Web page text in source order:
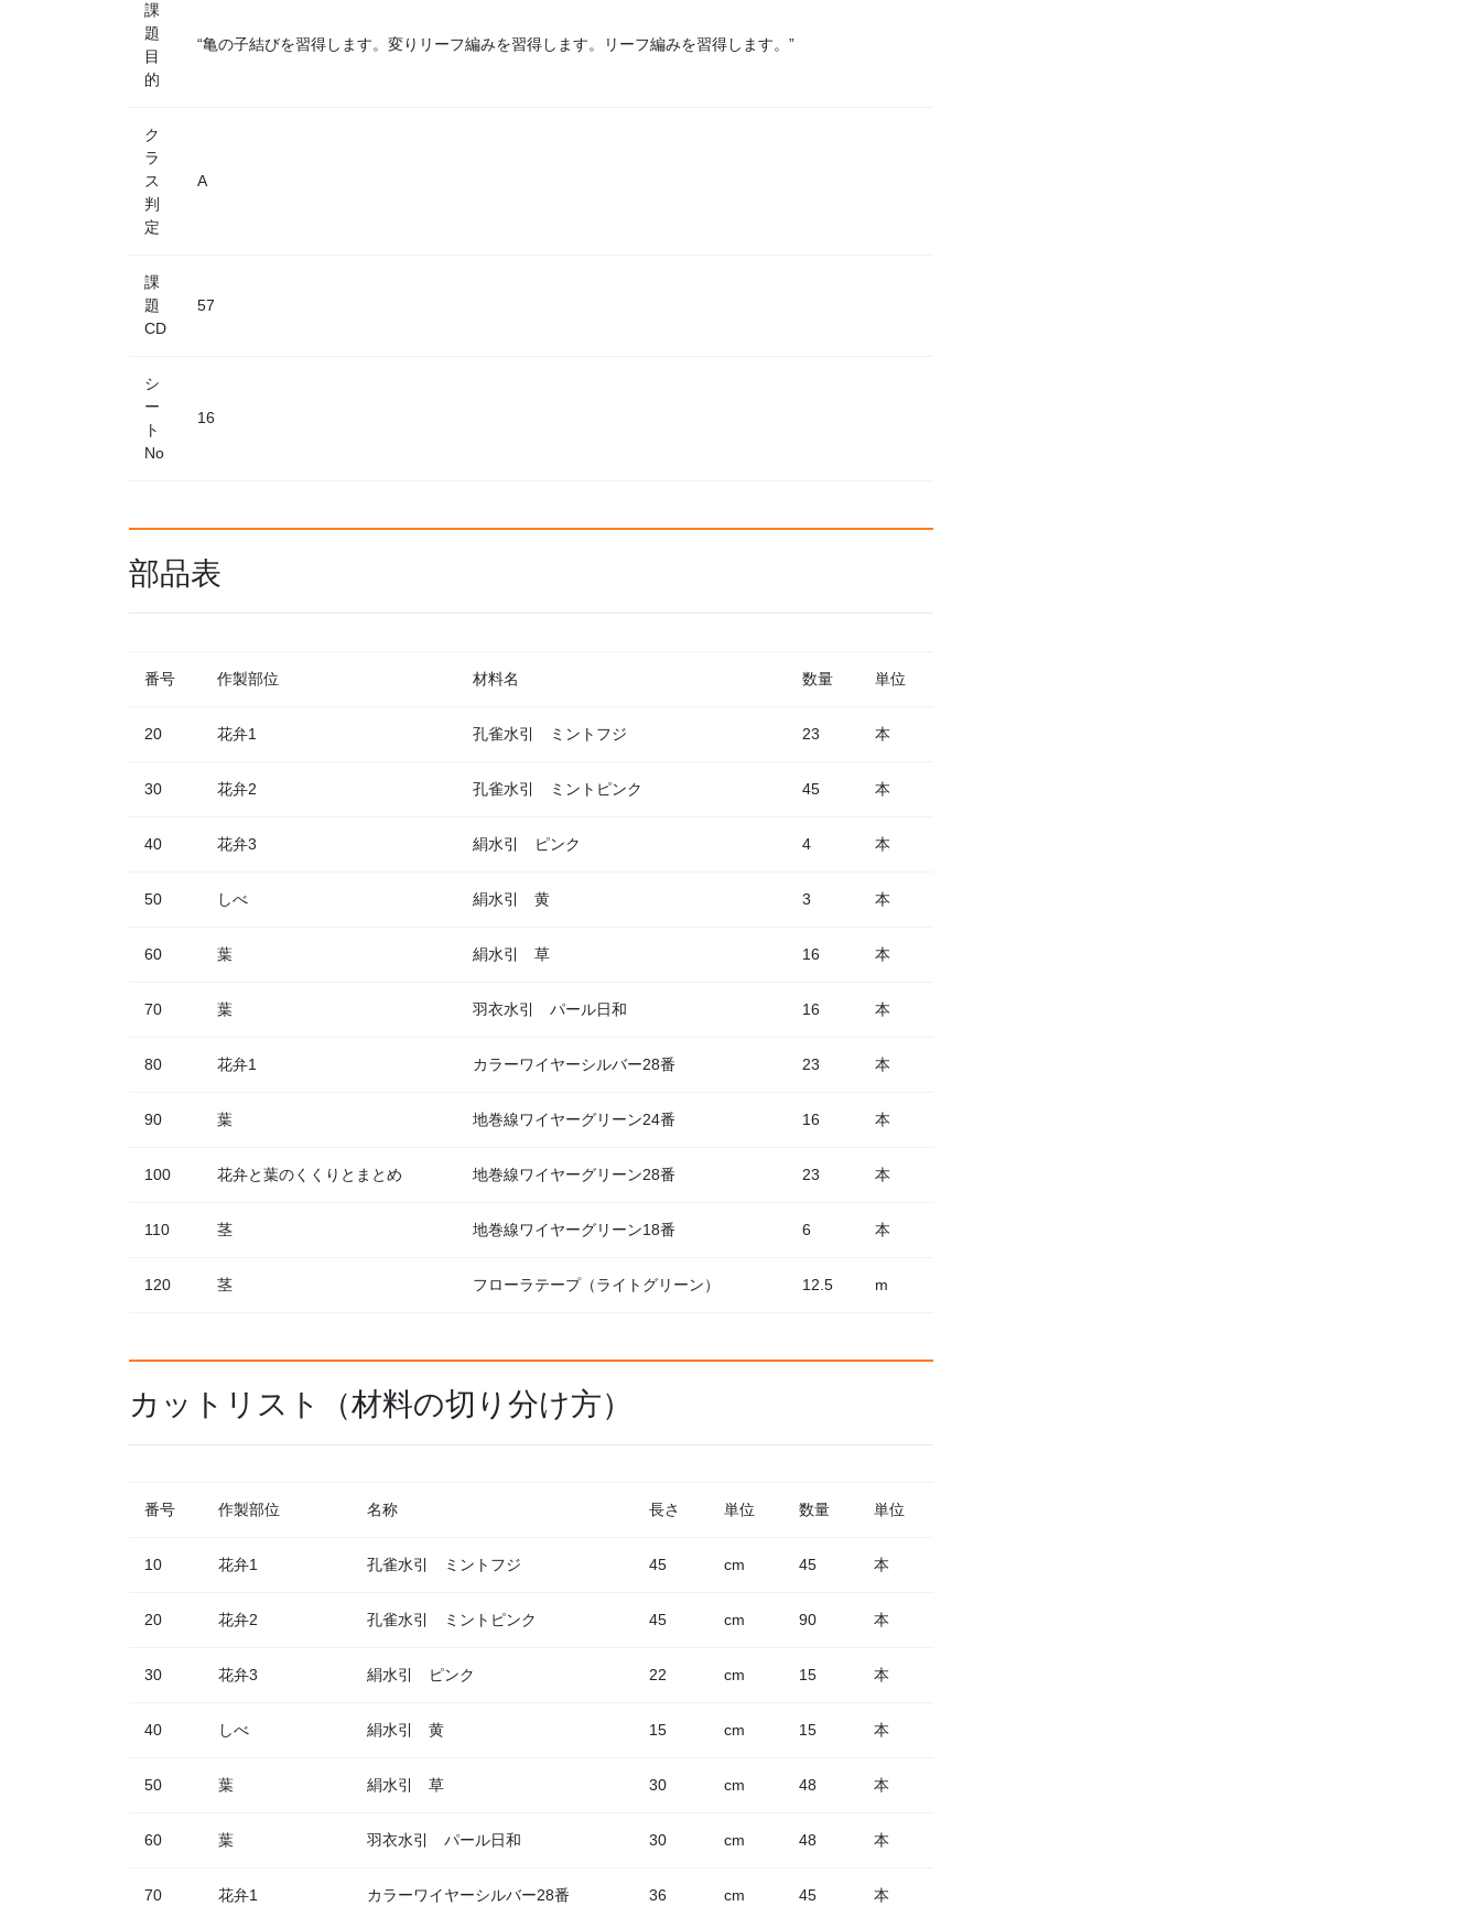
課
題
目
的
“亀の子結びを習得します。変りリーフ編みを習得します。リーフ編みを習得します。”
ク
ラ
ス
判
定
A
課
題
CD
57
シ
ー
ト
No
16
部品表
番号 作製部位 材料名 数量 単位
20 花弁1 孔雀水引 ミントフジ 23 本
30 花弁2 孔雀水引 ミントピンク 45 本
40 花弁3 絹水引 ピンク 4 本
50 しべ 絹水引 黄 3 本
60 葉 絹水引 草 16 本
70 葉 羽衣水引 パール日和 16 本
80 花弁1 カラーワイヤーシルバー28番 23 本
90 葉 地巻線ワイヤーグリーン24番 16 本
100 花弁と葉のくくりとまとめ 地巻線ワイヤーグリーン28番 23 本
110 茎 地巻線ワイヤーグリーン18番 6 本
120 茎 フローラテープ（ライトグリーン） 12.5 m
カットリスト（材料の切り分け方）
番号 作製部位 名称 長さ 単位 数量 単位
10 花弁1 孔雀水引 ミントフジ 45 cm 45 本
20 花弁2 孔雀水引 ミントピンク 45 cm 90 本
30 花弁3 絹水引 ピンク 22 cm 15 本
40 しべ 絹水引 黄 15 cm 15 本
50 葉 絹水引 草 30 cm 48 本
60 葉 羽衣水引 パール日和 30 cm 48 本
70 花弁1 カラーワイヤーシルバー28番 36 cm 45 本